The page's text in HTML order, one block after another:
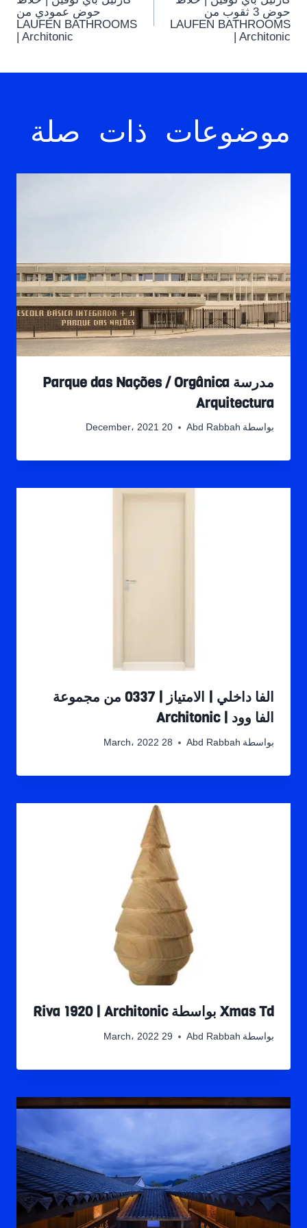
navigation
حوض 3 ثقوب من
LAUFEN BATHROOMS
| Architonic
حوض عمودي من
LAUFEN BATHROOMS
| Architonic
موضوعات ذات صلة
مدرسة Parque das Nações / Orgânica
Arquitectura
بواسطة Abd Rabbah 20 December، 2021
الفا داخلي | الامتياز | 0337 من مجموعة
الفا وود | Architonic
بواسطة Abd Rabbah 28 March، 2022
Xmas Td بواسطة Riva 1920 | Architonic
بواسطة Abd Rabbah 29 March، 2022